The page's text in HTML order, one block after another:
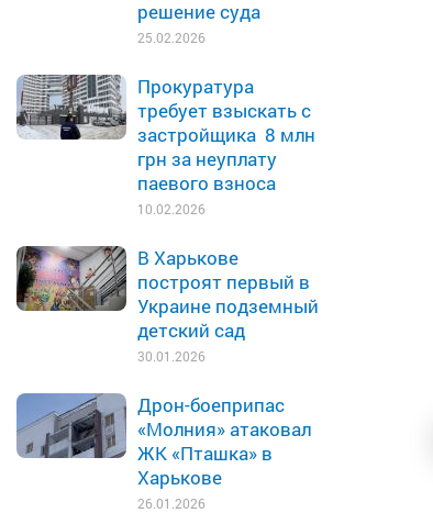
решение суда
25.02.2026
Прокуратура
требует взыскать с
застройщика 8 млн
грн за неуплату
паевого взноса
10.02.2026
В Харькове
построят первый в
Украине подземный
детский сад
30.01.2026
Дрон-боеприпас
«Молния» атаковал
ЖК «Пташка» в
Харькове
26.01.2026